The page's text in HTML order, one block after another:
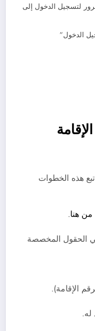
لتسجيل الدخول إلى
الدخول”
هذه الخطوات
من هنا.
الحقول المخصصة